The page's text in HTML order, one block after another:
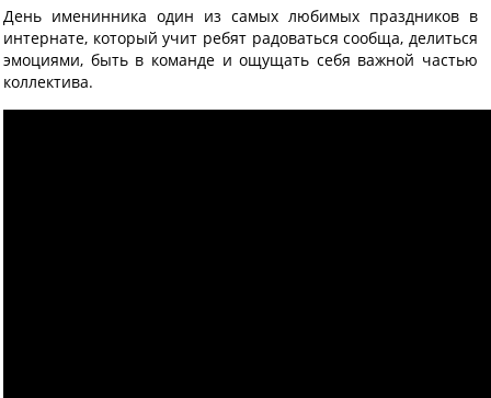
День именинника один из самых любимых праздников в
интернате, который учит ребят радоваться сообща, делиться
эмоциями, быть в команде и ощущать себя важной частью
коллектива.